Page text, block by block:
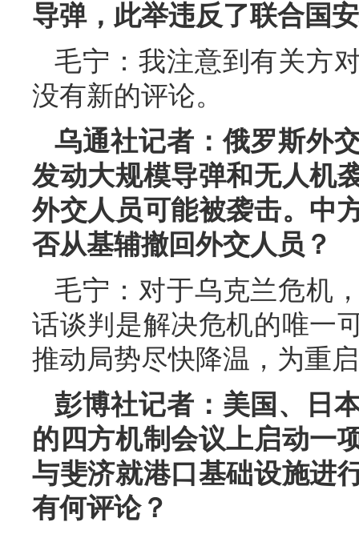
导弹，此举违反了联合国
毛宁：我注意到有关方
没有新的评论。
乌通社记者：俄罗斯外
发动大规模导弹和无人机
外交人员可能被袭击。中
否从基辅撤回外交人员？
毛宁：对于乌克兰危机
话谈判是解决危机的唯一
推动局势尽快降温，为重
彭博社记者：美国、日
的四方机制会议上启动一
与斐济就港口基础设施进
有何评论？